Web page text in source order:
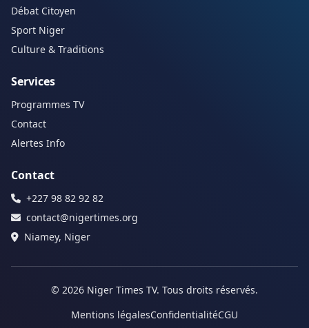
Débat Citoyen
Sport Niger
Culture & Traditions
Services
Programmes TV
Contact
Alertes Info
Contact
+227 98 82 92 82
contact@nigertimes.org
Niamey, Niger
© 2026 Niger Times TV. Tous droits réservés.
Mentions légalesConfidentialitéCGU